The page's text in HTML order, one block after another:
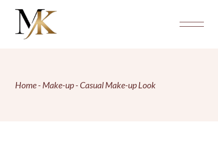
Home Make-up Casual Make-up Look